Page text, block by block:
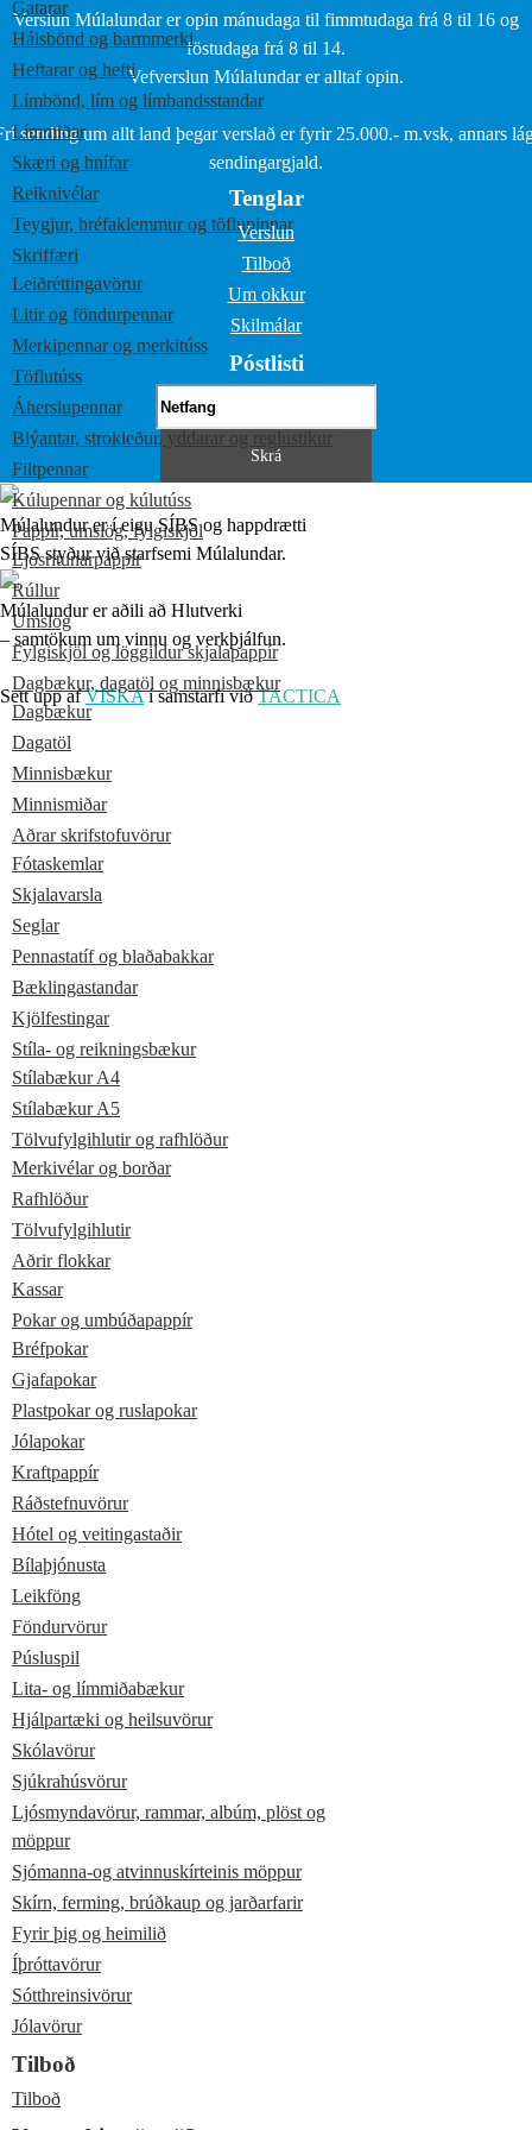
Gatarar
Hálsbönd og barmmerki
Heftarar og hefti
Límbönd, lím og límbandsstandar
Límmiðar
Skæri og hnífar
Reiknivélar
Teygjur, bréfaklemmur og töflupinnar
Skriffæri
Leiðréttingavörur
Litir og föndurpennar
Merkipennar og merkitúss
Töflutúss
Áherslupennar
Blýantar, strokleður, yddarar og reglustikur
Filtpennar
Kúlupennar og kúlutúss
Pappír, umslög, fylgiskjöl
Ljósritunarpappír
Rúllur
Umslög
Fylgiskjöl og löggildur skjalapappír
Dagbækur, dagatöl og minnisbækur
Dagbækur
Dagatöl
Minnisbækur
Minnismiðar
Aðrar skrifstofuvörur
Fótaskemlar
Skjalavarsla
Seglar
Pennastatíf og blaðabakkar
Bæklingastandar
Kjölfestingar
Stíla- og reikningsbækur
Stílabækur A4
Stílabækur A5
Tölvufylgihlutir og rafhlöður
Merkivélar og borðar
Rafhlöður
Tölvufylgihlutir
Aðrir flokkar
Kassar
Pokar og umbúðapappír
Bréfpokar
Gjafapokar
Plastpokar og ruslapokar
Jólapokar
Kraftpappír
Ráðstefnuvörur
Hótel og veitingastaðir
Bílaþjónusta
Leikföng
Föndurvörur
Púsluspil
Lita- og límmiðabækur
Hjálpartæki og heilsuvörur
Skólavörur
Sjúkrahúsvörur
Ljósmyndavörur, rammar, albúm, plöst og
möppur
Sjómanna-og atvinnuskírteinis möppur
Skírn, ferming, brúðkaup og jarðarfarir
Fyrir þig og heimilið
Íþróttavörur
Sótthreinsivörur
Jólavörur
Tilboð
Tilboð
Verslun Múlalundar er opin mánudaga til fimmtudaga frá 8 til 16 og
föstudaga frá 8 til 14.
Vefverslun Múlalundar er alltaf opin.
sending um allt land þegar verslað er fyrir 25.000.- m.vsk, annars
sendingargjald.
Tenglar
Verslun
Tilboð
Um okkur
Skilmálar
Póstlisti
Múlalundur er í eigu SÍBS og happdrætti
SÍBS styður við starfsemi Múlalundar.
Múlalundur er aðili að Hlutverki
– samtökum um vinnu og verkþjálfun.
Sett upp afVISKAí samstarfi viðTACTICA